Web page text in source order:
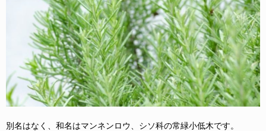
別名はなく、和名はマンネンロウ、シソ科の常緑小低木です。